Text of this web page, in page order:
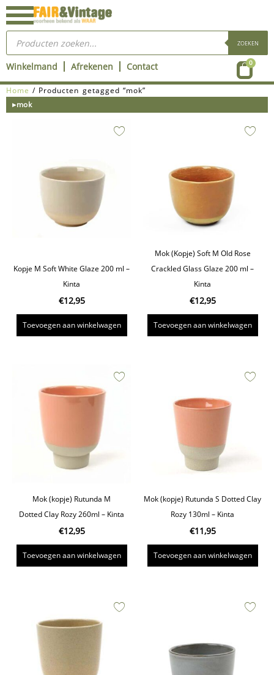
Ga
naar
inhoud
Producten
zoeken ZOEKEN
Winkelmand Afrekenen Contact 0
Home / Producten getagged “mok”
▸mok
Kopje M Soft White Glaze 200 ml –
Kinta
€12,95
Toevoegen aan winkelwagen
Mok (Kopje) Soft M Old Rose
Crackled Glass Glaze 200 ml –
Kinta
€12,95
Toevoegen aan winkelwagen
Mok (kopje) Rutunda M
Dotted Clay Rozy 260ml – Kinta
€12,95
Toevoegen aan winkelwagen
Mok (kopje) Rutunda S Dotted Clay
Rozy 130ml – Kinta
€11,95
Toevoegen aan winkelwagen